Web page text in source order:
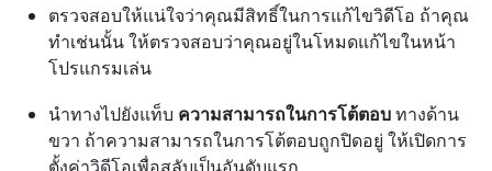
ตรวจสอบให้แน่ใจว่าคุณมีสิทธิ์ในการแก้ไขวิดีโอ ถ้าคุณ
ทําเช่นนั้น ให้ตรวจสอบว่าคุณอยู่ในโหมดแก้ไขในหน้า
โปรแกรมเล่น
นําทางไปยังแท็บ ความสามารถในการโต้ตอบทางด้าน
ขวา ถ้าความสามารถในการโต้ตอบถูกปิดอยู่ ให้เปิดการ
ตั้งค่าวิดีโอเพื่อสลับเป็นอันดับแรก